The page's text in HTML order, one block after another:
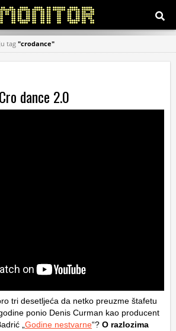
tag "crodance"
dance 2.0
tri desetljeća da netko preuzme štafetu
ponio Denis Curman kao producent
„ Godine nestvarne“? O razlozima